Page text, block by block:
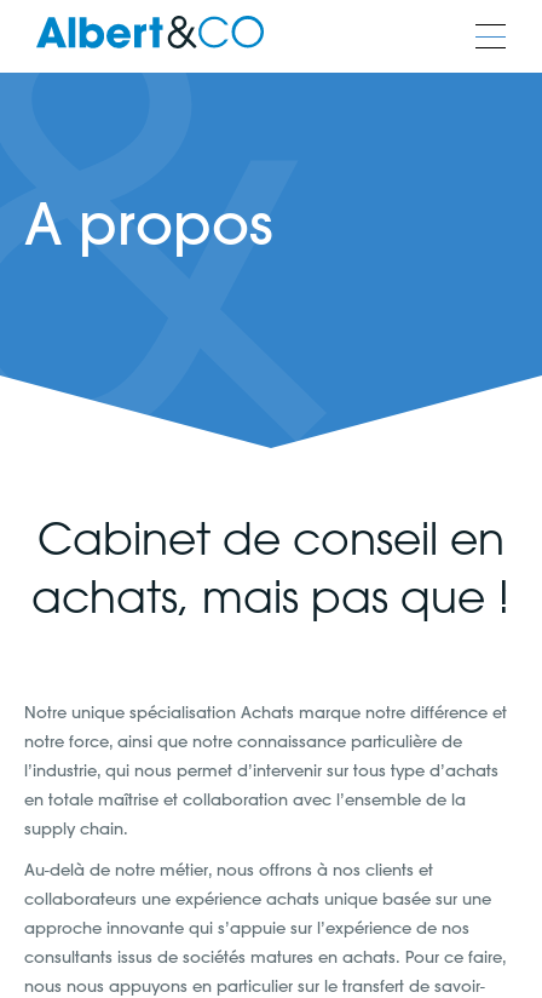
A propos
Cabinet de conseil en
achats, mais pas que !
Notre unique spécialisation Achats marque notre différence et
notre force, ainsi que notre connaissance particulière de
l’industrie, qui nous permet d’intervenir sur tous type d’achats
en totale maîtrise et collaboration avec l’ensemble de la
supply chain.
Au-delà de notre métier, nous offrons à nos clients et
collaborateurs une expérience achats unique basée sur une
approche innovante qui s’appuie sur l’expérience de nos
consultants issus de sociétés matures en achats. Pour ce faire,
nous nous appuyons en particulier sur le transfert de savoir-